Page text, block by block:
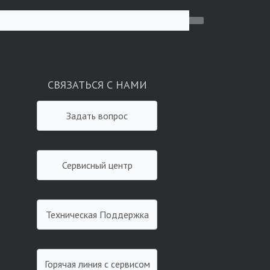
СВЯЗАТЬСЯ С НАМИ
Задать вопрос
Сервисный центр
Техническая Поддержка
Горячая линия с сервисом